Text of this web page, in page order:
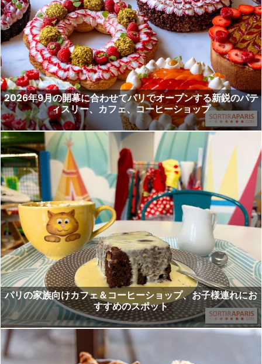
2026年9月の開幕に合わせてパリでオープンする新鋭のパテ
ィスリー、カフェ、コーヒーショップ
パリの家族向けカフェ＆コーヒーショップ、お子様連れにお
すすめのスポット